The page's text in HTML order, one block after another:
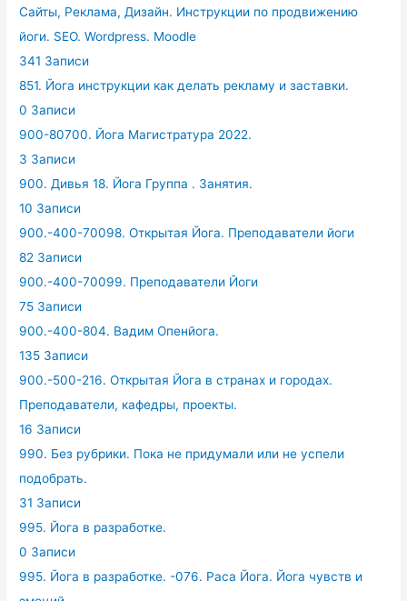
Сайты, Реклама, Дизайн. Инструкции по продвижению
йоги. SEO. Wordpress. Moodle
341 Записи
851. Йога инструкции как делать рекламу и заставки.
0 Записи
900-80700. Йога Магистратура 2022.
3 Записи
900. Дивья 18. Йога Группа . Занятия.
10 Записи
900.-400-70098. Открытая Йога. Преподаватели йоги
82 Записи
900.-400-70099. Преподаватели Йоги
75 Записи
900.-400-804. Вадим Опенйога.
135 Записи
900.-500-216. Открытая Йога в странах и городах.
Преподаватели, кафедры, проекты.
16 Записи
990. Без рубрики. Пока не придумали или не успели
подобрать.
31 Записи
995. Йога в разработке.
0 Записи
995. Йога в разработке. -076. Раса Йога. Йога чувств и